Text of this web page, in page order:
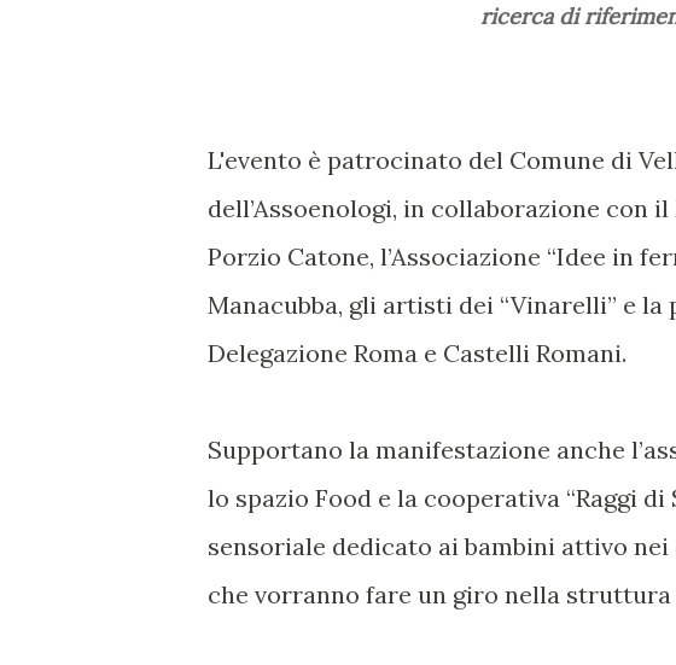
ricerca di
L'evento è patrocinato del Comune di
dell’Assoenologi, in collaborazione con
Porzio Catone, l’Associazione “Idee in
Manacubba, gli artisti dei “Vinarelli” e
Delegazione Roma e Castelli Romani.
Supportano la manifestazione anche
lo spazio Food e la cooperativa “Raggi
sensoriale dedicato ai bambini attivo
che vorranno fare un giro nella struttura